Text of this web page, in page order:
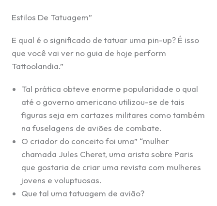
Estilos De Tatuagem”
E qual é o significado de tatuar uma pin-up? É isso
que você vai ver no guia de hoje perform
Tattoolandia.”
Tal prática obteve enorme popularidade o qual
até o governo americano utilizou-se de tais
figuras seja em cartazes militares como também
na fuselagens de aviões de combate.
O criador do conceito foi uma” “mulher
chamada Jules Cheret, uma arista sobre Paris
que gostaria de criar uma revista com mulheres
jovens e voluptuosas.
Que tal uma tatuagem de avião?